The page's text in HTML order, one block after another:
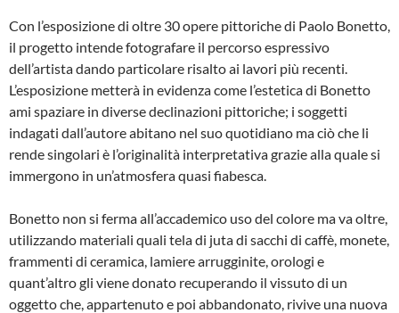
Con l’esposizione di oltre 30 opere pittoriche di Paolo Bonetto,
il progetto intende fotografare il percorso espressivo
dell’artista dando particolare risalto ai lavori più recenti.
L’esposizione metterà in evidenza come l’estetica di Bonetto
ami spaziare in diverse declinazioni pittoriche; i soggetti
indagati dall’autore abitano nel suo quotidiano ma ciò che li
rende singolari è l’originalità interpretativa grazie alla quale si
immergono in un’atmosfera quasi fiabesca.
Bonetto non si ferma all’accademico uso del colore ma va oltre,
utilizzando materiali quali tela di juta di sacchi di caffè, monete,
frammenti di ceramica, lamiere arrugginite, orologi e
quant’altro gli viene donato recuperando il vissuto di un
oggetto che, appartenuto e poi abbandonato, rivive una nuova